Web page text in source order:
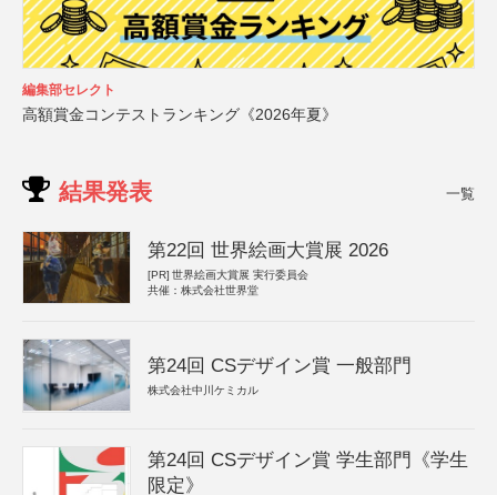
編集部セレクト
高額賞金コンテストランキング《2026年夏》
結果発表 一覧
第22回 世界絵画大賞展 2026
[PR] 世界絵画大賞展 実行委員会
共催：株式会社世界堂
第24回 CSデザイン賞 一般部門
株式会社中川ケミカル
第24回 CSデザイン賞 学生部門《学生
限定》